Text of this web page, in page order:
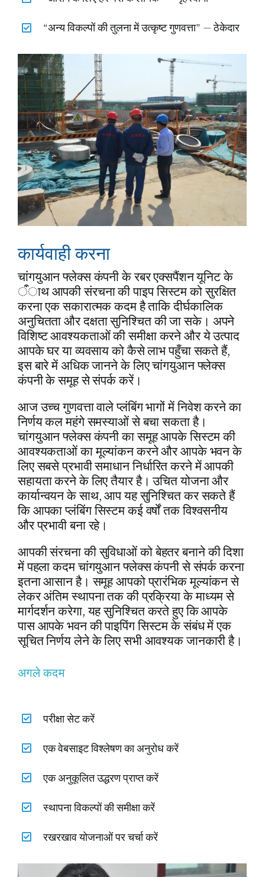
“अन्य विकल्पों की तुलना में उत्कृष्ट गुणवत्ता” — ठेकेदार
कार्यवाही करना
चांगयुआन फ्लेक्स कंपनी के रबर एक्सपैंशन यूनिट के
ऀाथ आपकी संरचना की पाइप सिस्टम को सुरक्षित
करना एक सकारात्मक कदम है ताकि दीर्घकालिक
अनुचितता और दक्षता सुनिश्चित की जा सके। अपने
विशिष्ट आवश्यकताओं की समीक्षा करने और ये उत्पाद
आपके घर या व्यवसाय को कैसे लाभ पहुँचा सकते हैं,
इस बारे में अधिक जानने के लिए चांगयुआन फ्लेक्स
कंपनी के समूह से संपर्क करें।
आज उच्च गुणवत्ता वाले प्लंबिंग भागों में निवेश करने का
निर्णय कल महंगे समस्याओं से बचा सकता है।
चांगयुआन फ्लेक्स कंपनी का समूह आपके सिस्टम की
आवश्यकताओं का मूल्यांकन करने और आपके भवन के
लिए सबसे प्रभावी समाधान निर्धारित करने में आपकी
सहायता करने के लिए तैयार है। उचित योजना और
कार्यान्वयन के साथ, आप यह सुनिश्चित कर सकते हैं
कि आपका प्लंबिंग सिस्टम कई वर्षों तक विश्वसनीय
और प्रभावी बना रहे।
आपकी संरचना की सुविधाओं को बेहतर बनाने की दिशा
में पहला कदम चांगयुआन फ्लेक्स कंपनी से संपर्क करना
इतना आसान है। समूह आपको प्रारंभिक मूल्यांकन से
लेकर अंतिम स्थापना तक की प्रक्रिया के माध्यम से
मार्गदर्शन करेगा, यह सुनिश्चित करते हुए कि आपके
पास आपके भवन की पाइपिंग सिस्टम के संबंध में एक
सूचित निर्णय लेने के लिए सभी आवश्यक जानकारी है।
अगले कदम
परीक्षा सेट करें
एक वेबसाइट विश्लेषण का अनुरोध करें
एक अनुकूलित उद्धरण प्राप्त करें
स्थापना विकल्पों की समीक्षा करें
रखरखाव योजनाओं पर चर्चा करें